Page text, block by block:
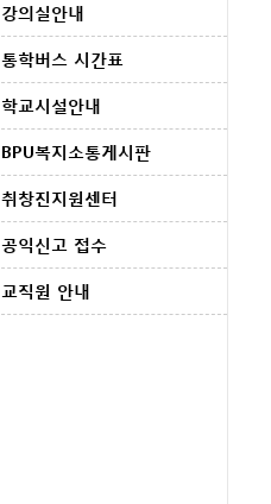
강의실안내
통학버스 시간표
학교시설안내
BPU복지소통게시판
취창진지원센터
공익신고 접수
교직원 안내